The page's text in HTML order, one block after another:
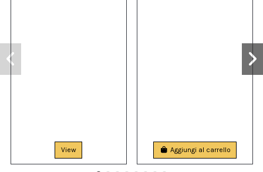
View Aggiungi al carrello